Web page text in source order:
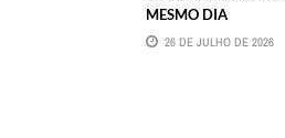
MESMO DIA
26 DE JULHO DE 2026